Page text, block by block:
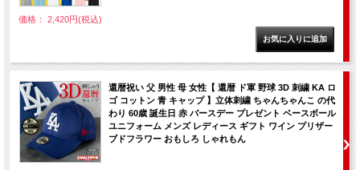
価格： 2,420円(税込)
還暦祝い 父 男性 母 女性【 還暦 ド軍 野球 3D 刺繍 KA ロ
ゴ コットン 青 キャップ 】立体刺繍 ちゃんちゃんこ の代
わり 60歳 誕生日 赤 バースデー プレゼント ベースボール
ユニフォーム メンズ レディース ギフト ワイン プリザー
ブドフラワー おもしろ しゃれもん